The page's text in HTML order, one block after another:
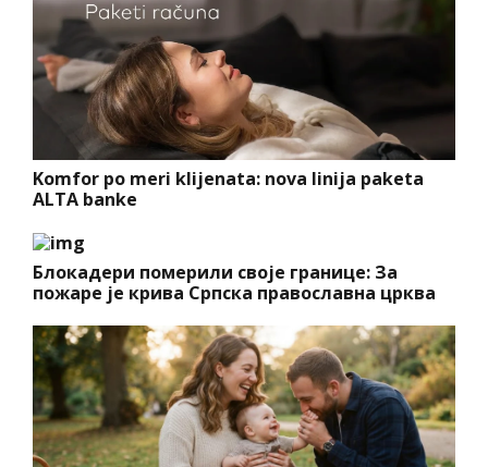
Komfor po meri klijenata: nova linija paketa
ALTA banke
Блокадери померили своје границе: За
пожаре је крива Српска православна црква